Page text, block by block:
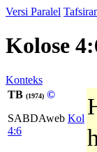
Versi Paralel
Kolose
Konteks
TB (1974) ©
SABDAweb Kol
4:6